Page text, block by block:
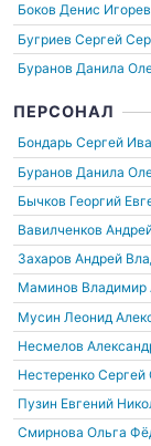
Боков Денис
Бугриев Сергей
Буранов Данила
ПЕРСОНАЛ
Бондарь Сергей
Буранов Данила
Бычков Георгий
Вавилченков
Захаров Андрей
Маминов Владимир
Мусин Леонид
Несмелов
Нестеренко Сергей
Пузин Евгений
Смирнова Ольга